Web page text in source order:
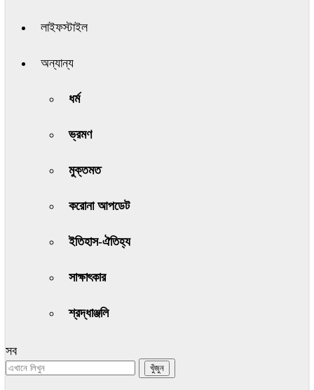
লাইফস্টাইল
অন্যান্য
ধর্ম
ভ্রমণ
মুক্তমত
করোনা আপডেট
ইতিহাস-ঐতিহ্য
সাক্ষাৎকার
শ্রদ্ধাঞ্জলি
সব